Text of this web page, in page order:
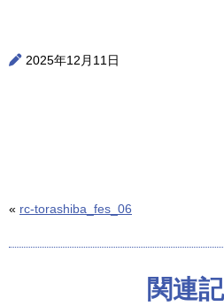
2025年12月11日
« rc-torashiba_fes_06
関連